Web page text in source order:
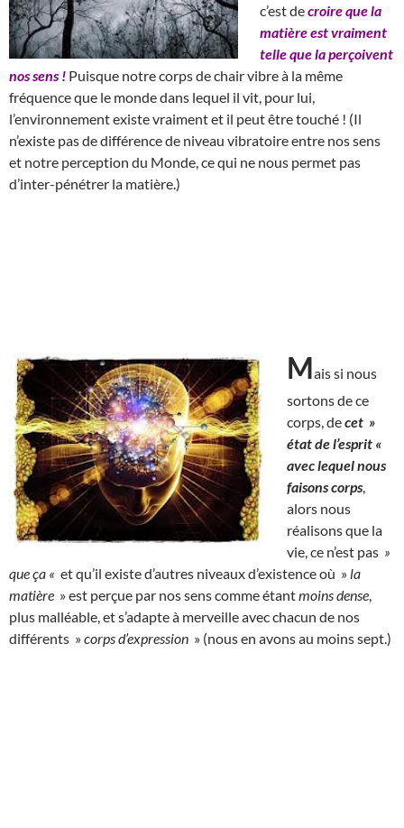
c’est decroire que la
matière est vraiment
telle que la perçoivent
nos sens ! Puisque notre corps de chair vibre à la même
fréquence que le monde dans lequel il vit, pour lui,
l’environnement existe vraiment et il peut être touché ! (Il
n’existe pas de différence de niveau vibratoire entre nos sens
et notre perception du Monde, ce qui ne nous permet pas
d’inter-pénétrer la matière.)
Mais si nous
sortons de ce
corps, decet »
état de l’esprit «
avec lequel nous
faisons corps
alors nous
réalisons que la
vie, ce n’est pas »
que ça « et qu’il existe d’autres niveaux d’existence où » la
matière » est perçue par nos sens comme étantmoins dense
plus malléable, et s’adapte à merveille avec chacun de nos
différents »corps d’expression » (nous en avons au moins sept.)